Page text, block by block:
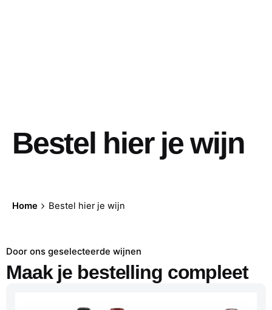
Bestel hier je wijn
Home Bestel hier je wijn
Door ons geselecteerde wijnen
Maak je bestelling compleet